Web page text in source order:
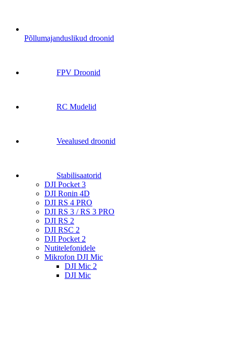
Põllumajanduslikud droonid
FPV Droonid
RC Mudelid
Veealused droonid
Stabilisaatorid
DJI Pocket 3
DJI Ronin 4D
DJI RS 4 PRO
DJI RS 3 / RS 3 PRO
DJI RS 2
DJI RSC 2
DJI Pocket 2
Nutitelefonidele
Mikrofon DJI Mic
DJI Mic 2
DJI Mic